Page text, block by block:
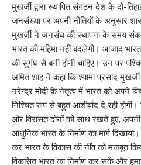
मुखर्जी द्वारा स्थापित संगठन देश के दो-
जनसंख्या पर अपनी नीतियों के अनुसार
मुखर्जी ने जनसंघ की स्थापना के समय
भारत की महिमा नहीं बदलेगी। आजाद
की सुगंध से बनी होनी चाहिए। उन पर
अमित शाह ने कहा कि श्यामा प्रसाद
नरेन्द्र मोदी के नेतृत्व में भारत को अपने
निश्चित रूप से बहुत आशीर्वाद दे रही
और विरासत दोनों को साथ रखते हुए,
आधुनिक भारत के निर्माण का मार्ग
कर भारत के विकास की नींव को मजबूत
विकसित भारत का निर्माण कर सकें और